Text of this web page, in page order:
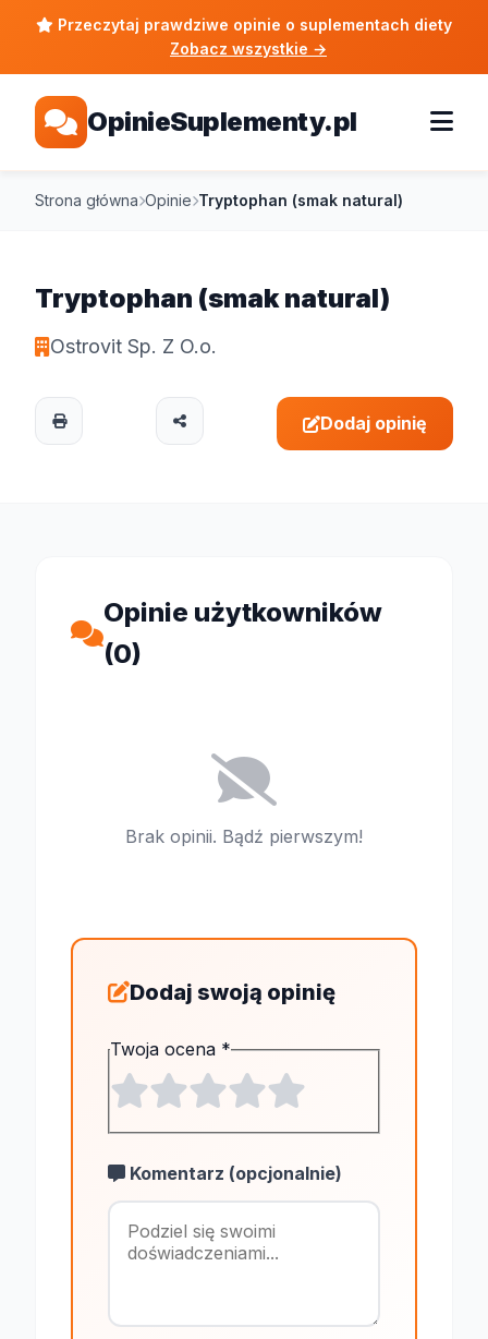
Przeczytaj prawdziwe opinie o suplementach diety
Zobacz wszystkie →
OpinieSuplementy.pl
Strona główna Opinie Tryptophan (smak natural)
Tryptophan (smak natural)
Ostrovit Sp. Z O.o.
Dodaj opinię
Opinie użytkowników
(0)
Brak opinii. Bądź pierwszym!
Dodaj swoją opinię
Twoja ocena *
Komentarz (opcjonalnie)
Maksymalnie